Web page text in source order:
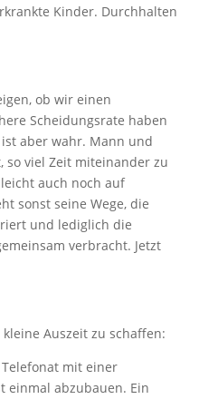
Kinder. Durchhalten
ob wir einen
Scheidungsrate haben
aber wahr. Mann und
so viel Zeit miteinander zu
auch noch auf
sonst seine Wege, die
und lediglich die
verbracht. Jetzt
Auszeit zu schaffen:
mit einer
einmal abzubauen. Ein